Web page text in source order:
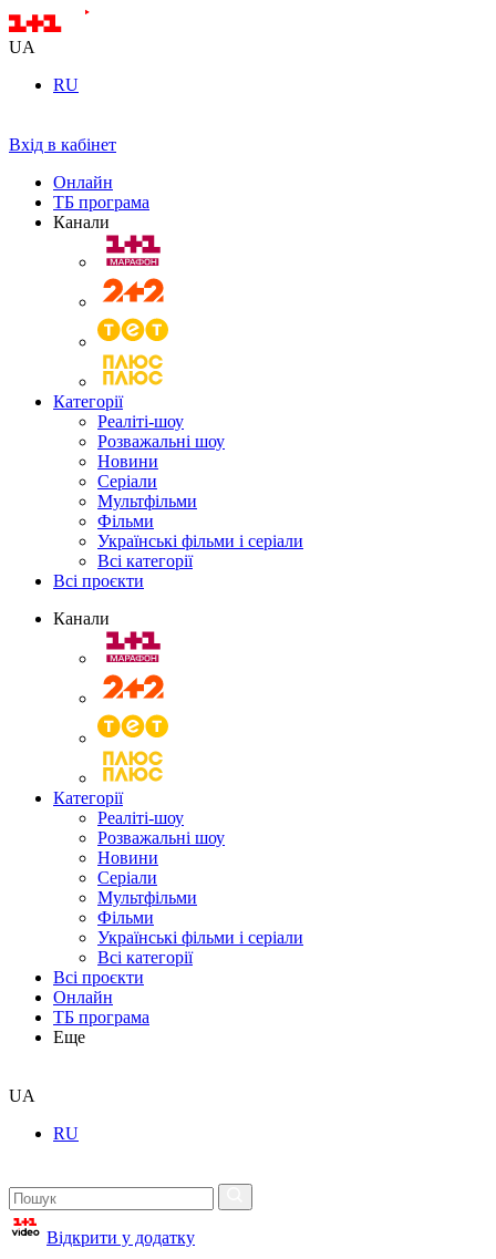
UA
RU
Вхід в кабінет
Онлайн
ТБ програма
Канали
Категорії
Реаліті-шоу
Розважальні шоу
Новини
Серіали
Мультфільми
Фільми
Українські фільми і серіали
Всі категорії
Всі проєкти
Канали
Категорії
Реаліті-шоу
Розважальні шоу
Новини
Серіали
Мультфільми
Фільми
Українські фільми і серіали
Всі категорії
Всі проєкти
Онлайн
ТБ програма
Еще
UA
RU
Відкрити у додатку